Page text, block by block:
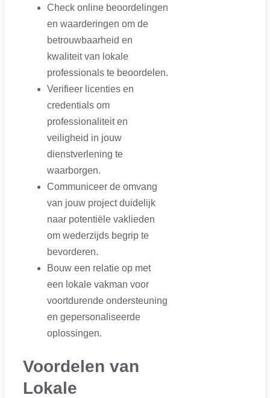
Check online beoordelingen
en waarderingen om de
betrouwbaarheid en
kwaliteit van lokale
professionals te beoordelen.
Verifieer licenties en
credentials om
professionaliteit en
veiligheid in jouw
dienstverlening te
waarborgen.
Communiceer de omvang
van jouw project duidelijk
naar potentiële vaklieden
om wederzijds begrip te
bevorderen.
Bouw een relatie op met
een lokale vakman voor
voortdurende ondersteuning
en gepersonaliseerde
oplossingen.
Voordelen van
Lokale